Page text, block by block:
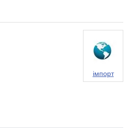
імпорт